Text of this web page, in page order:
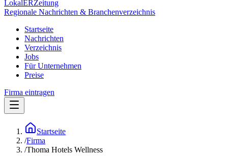
LokalERZeitung
Regionale Nachrichten & Branchenverzeichnis
Startseite
Nachrichten
Verzeichnis
Jobs
Für Unternehmen
Preise
Firma eintragen
Startseite
/Firma
/Thoma Hotels Wellness